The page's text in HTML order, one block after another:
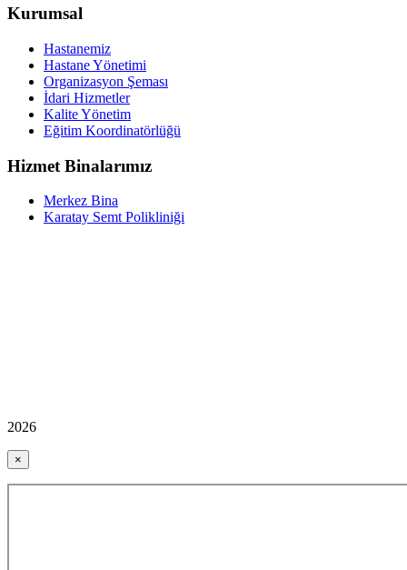
Kurumsal
Hastanemiz
Hastane Yönetimi
Organizasyon Şeması
İdari Hizmetler
Kalite Yönetim
Eğitim Koordinatörlüğü
Hizmet Binalarımız
Merkez Bina
Karatay Semt Polikliniği
2026
×